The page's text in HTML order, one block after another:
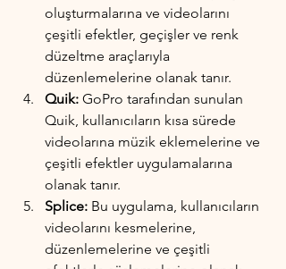
oluşturmalarına ve videolarını
çeşitli efektler, geçişler ve renk
düzeltme araçlarıyla
düzenlemelerine olanak tanır.
Quik: GoPro tarafından sunulan
Quik, kullanıcıların kısa sürede
videolarına müzik eklemelerine ve
çeşitli efektler uygulamalarına
olanak tanır.
Splice: Bu uygulama, kullanıcıların
videolarını kesmelerine,
düzenlemelerine ve çeşitli